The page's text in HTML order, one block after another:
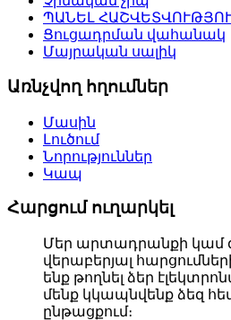
ՊԱՆԵԼ
Ցուցադրման վահանակ
Մայրական սալիկ
Առնչվող հղումներ
Մասին
Լուծում
Նորություններ
Կապ
Հարցում ուղարկել
Մեր արտադրանքի կամ
վերաբերյալ
ենք թողնել ձեր
մենք կկապնվենք ձեզ
ընթացքում։